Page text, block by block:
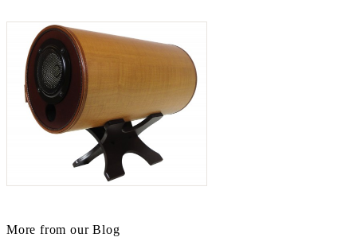
More from our Blog